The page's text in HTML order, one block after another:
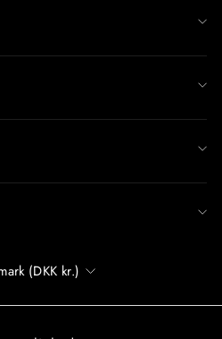
(DKK kr.)